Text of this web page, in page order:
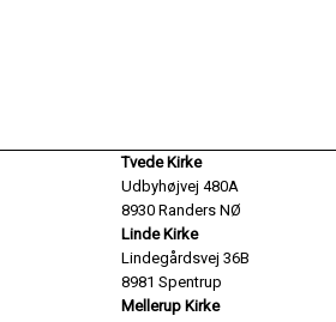
​Tvede Kirke
Udbyhøjvej 480A
8930 Randers NØ
Linde Kirke
Lindegårdsvej 36B
8981 Spentrup
​Mellerup Kirke